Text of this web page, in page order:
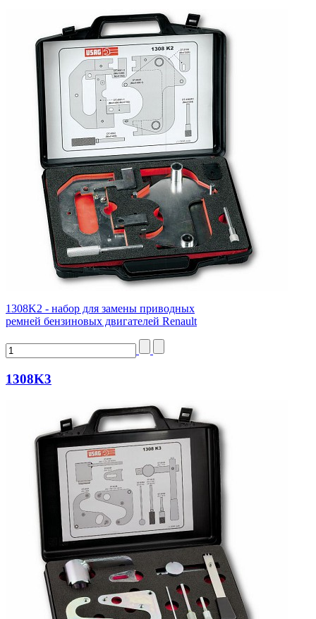
1308K2 - набор для замены приводных
ремней бензиновых двигателей Renault
1308K3